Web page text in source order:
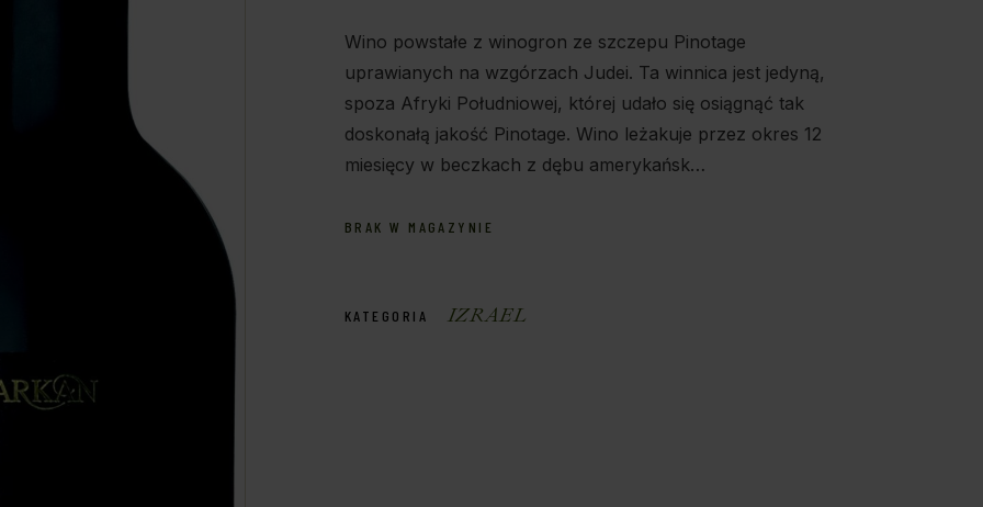
Wino powstałe z winogron ze szczepu Pinotage
uprawianych na wzgórzach Judei. Ta winnica jest jedyną,
spoza Afryki Południowej, której udało się osiągnąć tak
doskonałą jakość Pinotage. Wino leżakuje przez okres 12
miesięcy w beczkach z dębu amerykańsk…
BRAK W MAGAZYNIE
KATEGORIA IZRAEL